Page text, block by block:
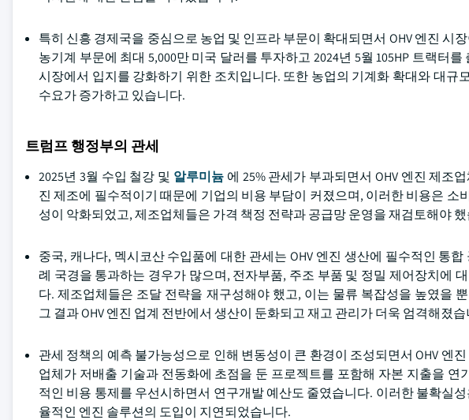
특히 신흥 경제국을 중심으로 농업 및 인프라 부문이 확대되면서 OHV 엔진 시
농기계 부문에 최대 5,000만 미국 달러를 투자하고 2024년 5월 105HP 트랙터
시장에서 입지를 강화하기 위한 조치입니다. 또한 농업의 기계화 확대와 대
수요가 증가하고 있습니다.
트럼프 행정부의 관세
2025년 3월 수입 철강 및 알루미늄 에 25% 관세가 부과되면서 OHV 엔진 제조
진 제조에 필수적이기 때문에 기업의 비용 부담이 커졌으며, 이러한 비용은
성이 악화되었고, 제조업체들은 가격 책정 전략과 공급망 운영을 재검토해야
중국, 캐나다, 멕시코산 수입품에 대한 관세는 OHV 엔진 생산에 필수적인 통
례 국경을 통과하는 경우가 많으며, 전자부품, 주조 부품 및 정밀 제어장치에
다. 제조업체들은 조달 전략을 재구성해야 했고, 이는 물류 복잡성을 높였을
그 결과 OHV 엔진 업계 전반에서 생산이 둔화되고 재고 관리가 더욱 엄격해졌
관세 정책의 예측 불가능성으로 인해 변동성이 큰 환경이 조성되면서 OHV 엔
업체가 저배출 기술과 전동화에 초점을 둔 프로젝트를 포함해 자본 지출을
적인 비용 통제를 우선시하면서 연구개발 예산도 줄였습니다. 이러한 불확실
율적인 엔진 솔루션의 도입이 지연되었습니다.